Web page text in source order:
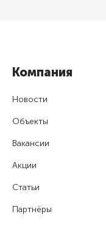
Компания
Новости
Объекты
Вакансии
Акции
Статьи
Партнёры